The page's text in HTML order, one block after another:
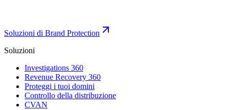
Soluzioni di Brand Protection
Soluzioni
Investigations 360
Revenue Recovery 360
Proteggi i tuoi domini
Controllo della distribuzione
CVAN